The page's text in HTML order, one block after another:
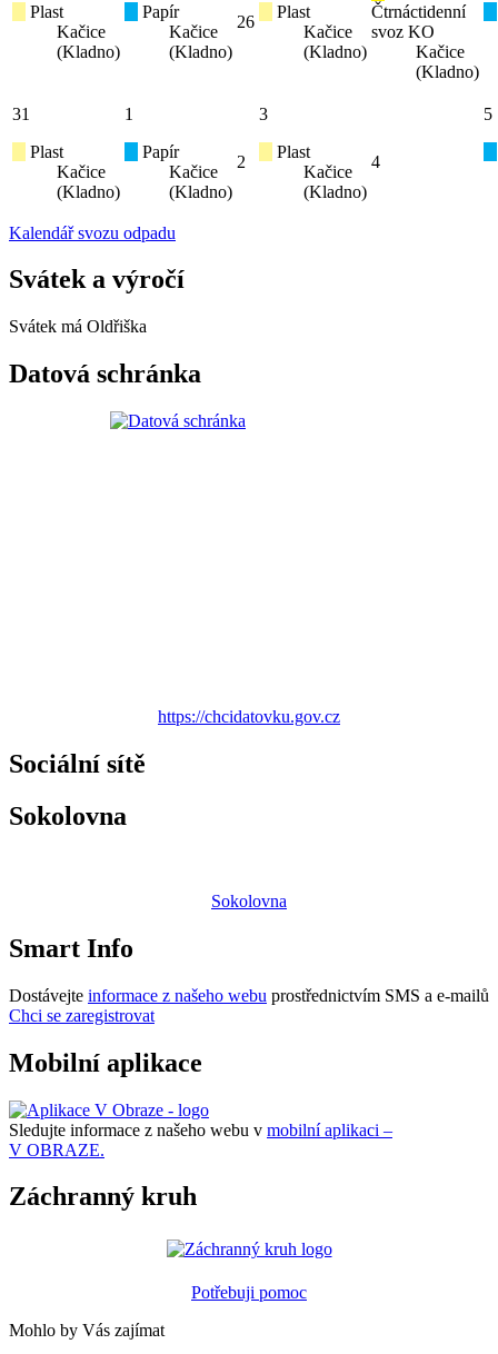
Plast
Kačice
(Kladno)
Papír
Kačice
(Kladno)
26
Plast
Kačice
(Kladno)
Čtrnáctidenní
svoz KO
Kačice
(Kladno)
31
Plast
Kačice
(Kladno)
1
Papír
Kačice
(Kladno)
2
3
Plast
Kačice
(Kladno)
4
5
Kalendář svozu odpadu
Svátek a výročí
Svátek má Oldřiška
Datová schránka
https://chcidatovku.gov.cz
Sociální sítě
Sokolovna
Sokolovna
Smart Info
Dostávejte informace z našeho webu prostřednictvím SMS a e-mailů
Chci se zaregistrovat
Mobilní aplikace
Sledujte informace z našeho webu v mobilní aplikaci –
V OBRAZE.
Záchranný kruh
Potřebuji pomoc
Mohlo by Vás zajímat